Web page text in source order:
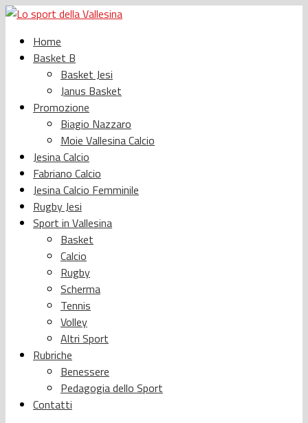
Home
Basket B
Basket Jesi
Janus Basket
Promozione
Biagio Nazzaro
Moie Vallesina Calcio
Jesina Calcio
Fabriano Calcio
Jesina Calcio Femminile
Rugby Jesi
Sport in Vallesina
Basket
Calcio
Rugby
Scherma
Tennis
Volley
Altri Sport
Rubriche
Benessere
Pedagogia dello Sport
Contatti